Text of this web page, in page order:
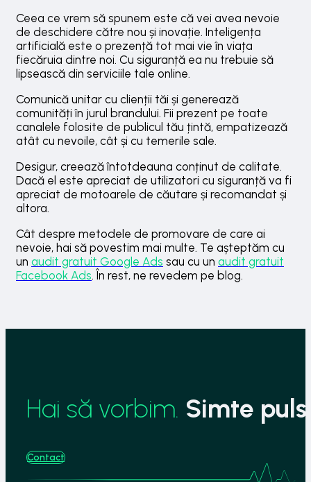
Ceea ce vrem să spunem este că vei avea nevoie
de deschidere către nou și inovație. Inteligența
artificială este o prezență tot mai vie în viața
fiecăruia dintre noi. Cu siguranță ea nu trebuie să
lipsească din serviciile tale online.
Comunică unitar cu clienții tăi și generează
comunități în jurul brandului. Fii prezent pe toate
canalele folosite de publicul tău țintă, empatizează
atât cu nevoile, cât și cu temerile sale.
Desigur, creează întotdeauna conținut de calitate.
Dacă el este apreciat de utilizatori cu siguranță va fi
apreciat de motoarele de căutare și recomandat și
altora.
Cât despre metodele de promovare de care ai
nevoie, hai să povestim mai multe. Te așteptăm cu
un audit gratuit Google Ads sau cu un audit gratuit
Facebook Ads. În rest, ne revedem pe blog.
Hai să vorbim. Simte
Contact